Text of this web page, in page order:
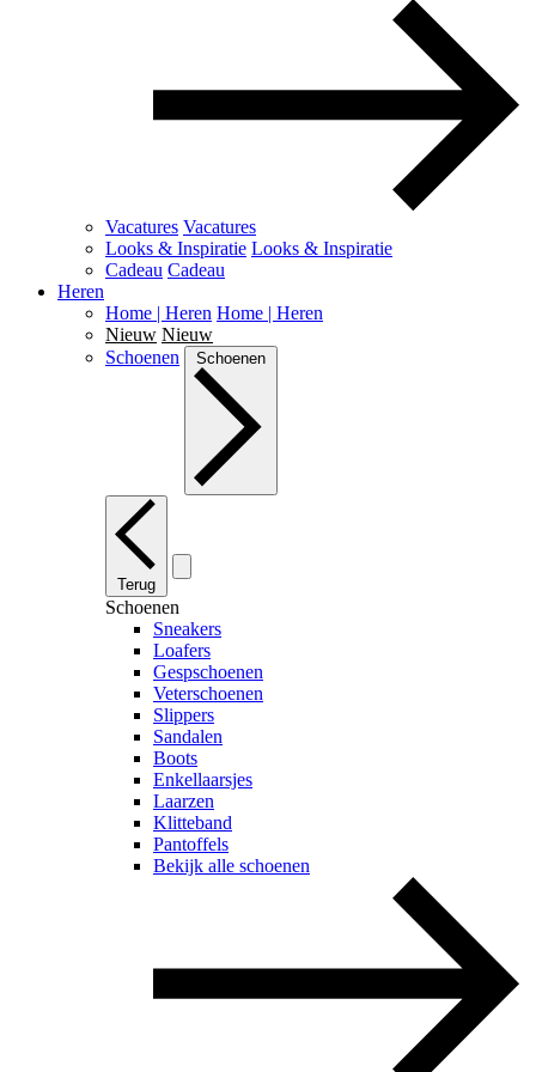
Vacatures Vacatures
Looks & Inspiratie Looks & Inspiratie
Cadeau Cadeau
Heren
Home | Heren Home | Heren
Nieuw Nieuw
Schoenen
Schoenen
Terug
Schoenen
Sneakers
Loafers
Gespschoenen
Veterschoenen
Slippers
Sandalen
Boots
Enkellaarsjes
Laarzen
Klitteband
Pantoffels
Bekijk alle schoenen